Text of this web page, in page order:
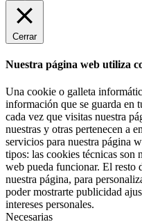
Cerrar
Nuestra página web utiliza
Una cookie o galleta
información que se guarda en
cada vez que visitas nuestra
nuestras y otras pertenecen a
servicios para nuestra página
tipos: las cookies técnicas son
web pueda funcionar. El resto
nuestra página, para
poder mostrarte publicidad
intereses personales.
Necesarias